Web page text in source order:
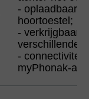
- oplaadbaar
hoortoestel;
- verkrijgbaar
verschillende
- connectiviteit
myPhonak-